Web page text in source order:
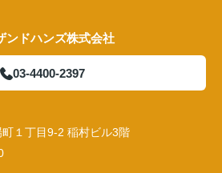
ンドハンズ株式会社
03-4400-2397
１丁目9-2 稲村ビル3階